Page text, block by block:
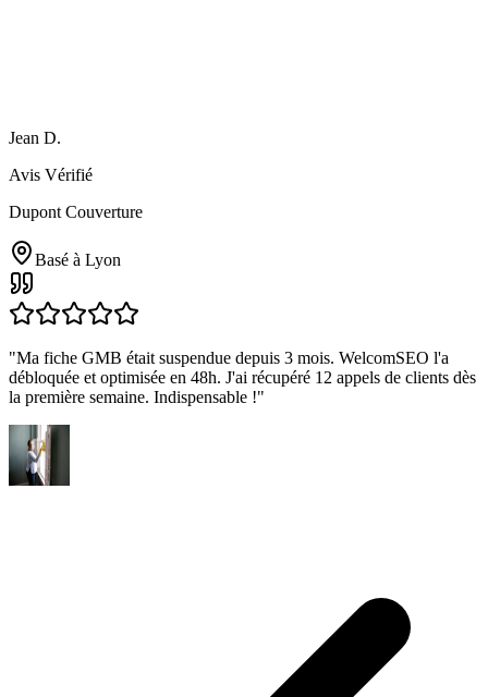
Jean D.
Avis Vérifié
Dupont Couverture
Basé à Lyon
"Ma fiche GMB était suspendue depuis 3 mois. WelcomSEO l'a
débloquée et optimisée en 48h. J'ai récupéré 12 appels de clients dès
la première semaine. Indispensable !"